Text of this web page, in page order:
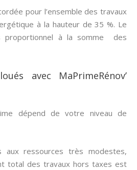
pour l’ensemble des travaux
à la hauteur de 35 %. Le
proportionnel à la somme des
avec MaPrimeRénov’
dépend de votre niveau de
aux ressources très modestes,
total des travaux hors taxes est